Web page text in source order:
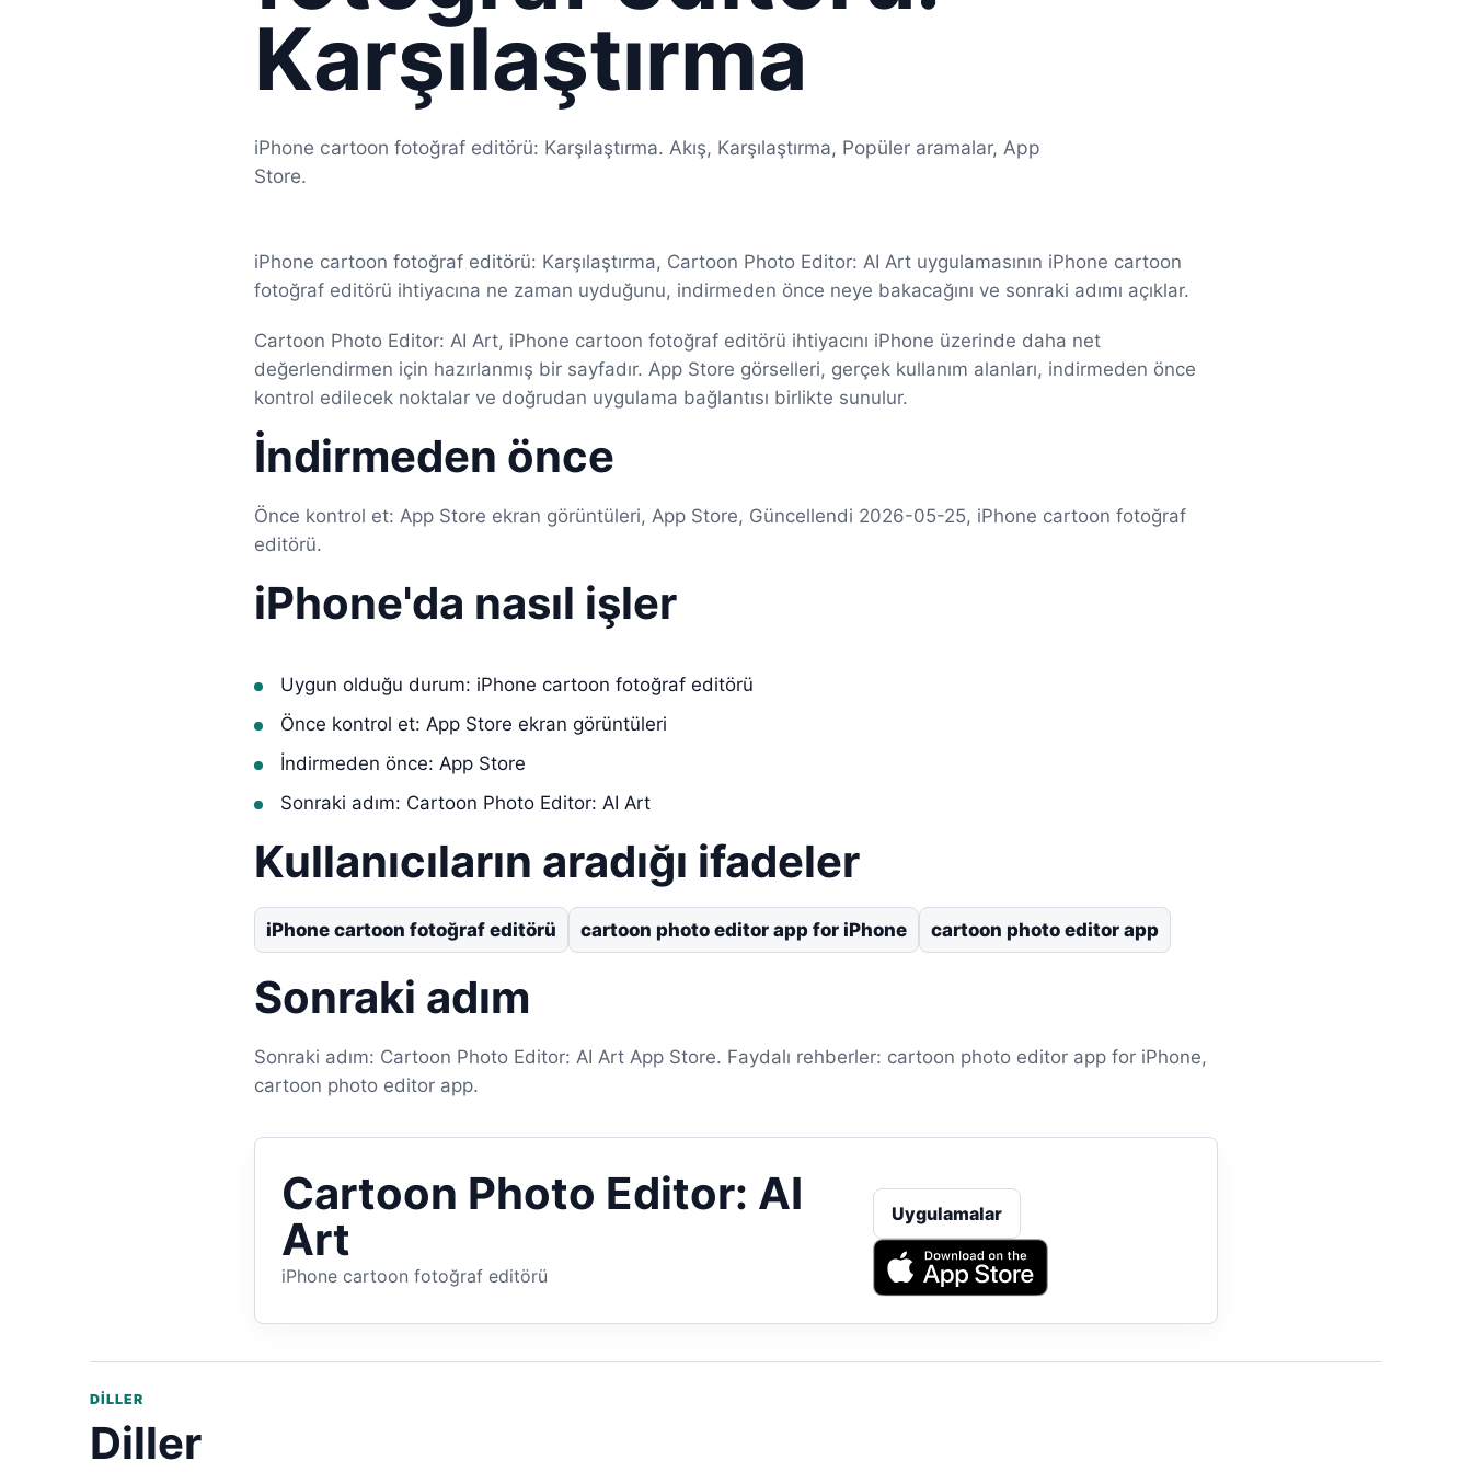
Karşılaştırma
iPhone cartoon fotoğraf editörü: Karşılaştırma. Akış, Karşılaştırma, Popüler aramalar, App
Store.
iPhone cartoon fotoğraf editörü: Karşılaştırma, Cartoon Photo Editor: AI Art uygulamasının iPhone cartoon
fotoğraf editörü ihtiyacına ne zaman uyduğunu, indirmeden önce neye bakacağını ve sonraki adımı açıklar.
Cartoon Photo Editor: AI Art, iPhone cartoon fotoğraf editörü ihtiyacını iPhone üzerinde daha net
değerlendirmen için hazırlanmış bir sayfadır. App Store görselleri, gerçek kullanım alanları, indirmeden önce
kontrol edilecek noktalar ve doğrudan uygulama bağlantısı birlikte sunulur.
İndirmeden önce
Önce kontrol et: App Store ekran görüntüleri, App Store, Güncellendi 2026-05-25, iPhone cartoon fotoğraf
editörü.
iPhone'da nasıl işler
Uygun olduğu durum: iPhone cartoon fotoğraf editörü
Önce kontrol et: App Store ekran görüntüleri
İndirmeden önce: App Store
Sonraki adım: Cartoon Photo Editor: AI Art
Kullanıcıların aradığı ifadeler
iPhone cartoon fotoğraf editörü cartoon photo editor app for iPhone cartoon photo editor app
Sonraki adım
Sonraki adım: Cartoon Photo Editor: AI Art App Store. Faydalı rehberler: cartoon photo editor app for iPhone,
cartoon photo editor app.
Cartoon Photo Editor: AI
Art
iPhone cartoon fotoğraf editörü
Uygulamalar
DILLER
Diller